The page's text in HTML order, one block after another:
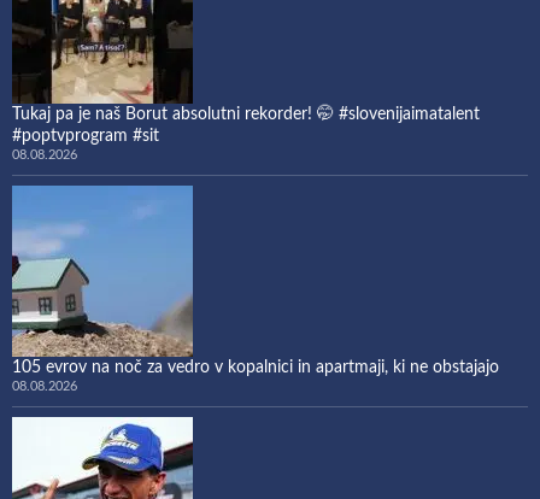
Tukaj pa je naš Borut absolutni rekorder! 🤭 #slovenijaimatalent
#poptvprogram #sit
08.08.2026
105 evrov na noč za vedro v kopalnici in apartmaji, ki ne obstajajo
08.08.2026